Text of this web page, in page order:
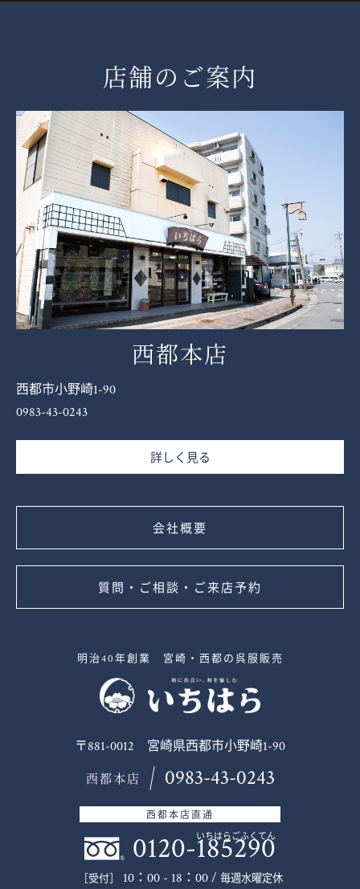
店舗のご案内
西都本店
西都市小野崎1-90
0983-43-0243
詳しく見る
会社概要
質問・ご相談・ご来店予約
明治40年創業 宮崎・西都の呉服販売
〒881-0012 宮崎県西都市小野崎1-90
西都本店 0983-43-0243
西都本店直通
0120-185290
いちはらごふくてん
［受付］ 10：00 - 18：00 / 毎週水曜定休